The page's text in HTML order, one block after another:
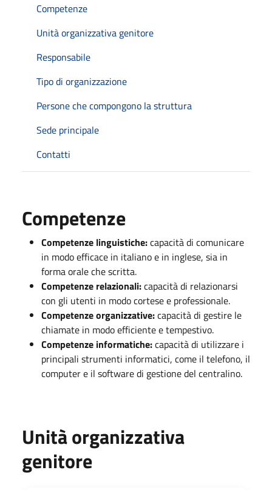
Competenze
Unità organizzativa genitore
Responsabile
Tipo di organizzazione
Persone che compongono la struttura
Sede principale
Contatti
Competenze
Competenze linguistiche:capacità di comunicare
in modo efficace in italiano e in inglese, sia in
forma orale che scritta.
Competenze relazionali:capacità di relazionarsi
con gli utenti in modo cortese e professionale.
Competenze organizzative:capacità di gestire le
chiamate in modo efficiente e tempestivo.
Competenze informatiche:capacità di utilizzare i
principali strumenti informatici, come il telefono, il
computer e il software di gestione del centralino.
Unità organizzativa
genitore